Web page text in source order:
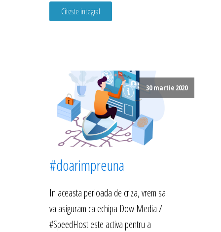
Citeste integral
30 martie 2020
#doarimpreuna
In aceasta perioada de criza, vrem sa
va asiguram ca echipa Dow Media /
#SpeedHost este activa pentru a